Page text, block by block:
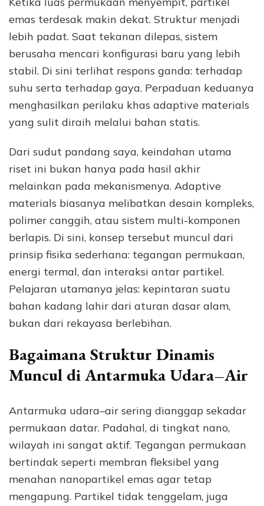
emas terdesak makin dekat. Struktur menjadi
lebih padat. Saat tekanan dilepas, sistem
berusaha mencari konfigurasi baru yang lebih
stabil. Di sini terlihat respons ganda: terhadap
suhu serta terhadap gaya. Perpaduan keduanya
menghasilkan perilaku khas adaptive materials
yang sulit diraih melalui bahan statis.
Dari sudut pandang saya, keindahan utama
riset ini bukan hanya pada hasil akhir
melainkan pada mekanismenya. Adaptive
materials biasanya melibatkan desain kompleks,
polimer canggih, atau sistem multi-komponen
berlapis. Di sini, konsep tersebut muncul dari
prinsip fisika sederhana: tegangan permukaan,
energi termal, dan interaksi antar partikel.
Pelajaran utamanya jelas: kepintaran suatu
bahan kadang lahir dari aturan dasar alam,
bukan dari rekayasa berlebihan.
Bagaimana Struktur Dinamis
Muncul di Antarmuka Udara–Air
Antarmuka udara–air sering dianggap sekadar
permukaan datar. Padahal, di tingkat nano,
wilayah ini sangat aktif. Tegangan permukaan
bertindak seperti membran fleksibel yang
menahan nanopartikel emas agar tetap
mengapung. Partikel tidak tenggelam, juga